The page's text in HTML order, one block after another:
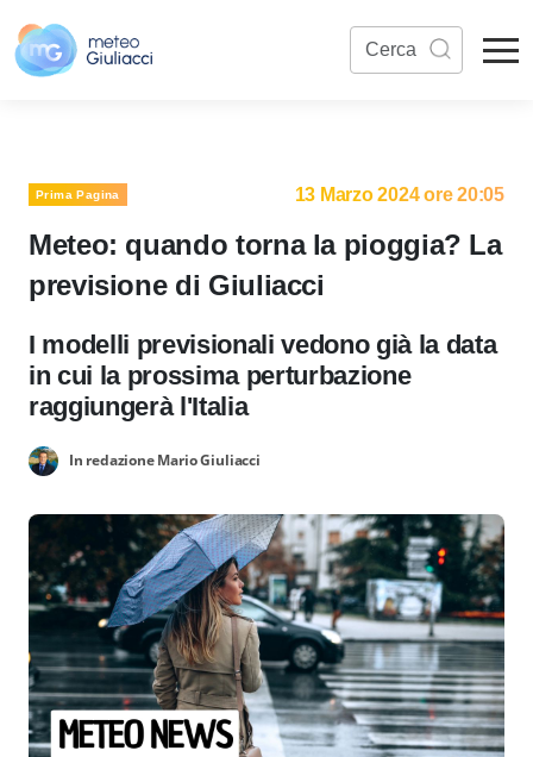
Prima Pagina 13 Marzo 2024 ore 20:05
Meteo: quando torna la pioggia? La
previsione di Giuliacci
I modelli previsionali vedono già la data
in cui la prossima perturbazione
raggiungerà l'Italia
In redazione Mario Giuliacci